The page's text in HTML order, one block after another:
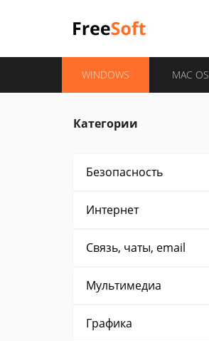
WINDOWS MAC OS
Категории
Безопасность
Интернет
Связь, чаты, email
Мультимедиа
Графика